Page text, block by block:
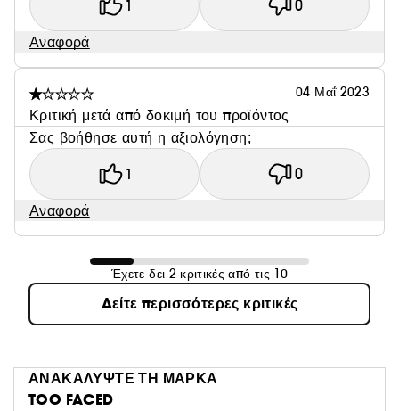
1 0
Αναφορά
04 Μαΐ 2023
Κριτική μετά από δοκιμή του προϊόντος
Σας βοήθησε αυτή η αξιολόγηση;
1 0
Αναφορά
Έχετε δει 2 κριτικές από τις 10
Δείτε περισσότερες κριτικές
ΑΝΑΚΑΛΥΨΤΕ ΤΗ ΜΑΡΚΑ
TOO FACED